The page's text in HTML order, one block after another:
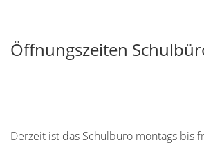
Öffnungszeiten
Derzeit ist das Schulbüro montags bis